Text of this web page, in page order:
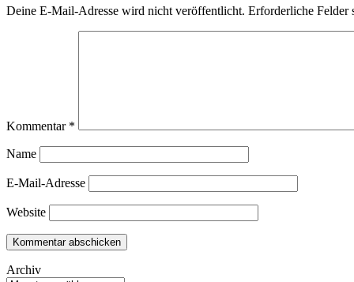
Deine E-Mail-Adresse wird nicht veröffentlicht. Erforderliche Felder
Kommentar *
Name
E-Mail-Adresse
Website
Archiv